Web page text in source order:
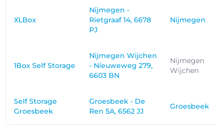
XLBox
Nijmegen -
Rietgraaf 14, 6678
PJ
Nijmegen
1Box Self Storage
Nijmegen Wijchen
- Nieuweweg 279,
6603 BN
Nijmegen
Wijchen
Self Storage
Groesbeek
Groesbeek - De
Ren 5A, 6562 JJ
Groesbeek